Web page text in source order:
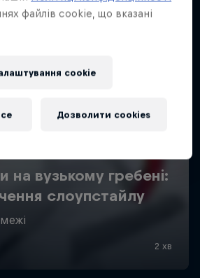
файлів cookie, що вказані
cookie
Дозволити cookies